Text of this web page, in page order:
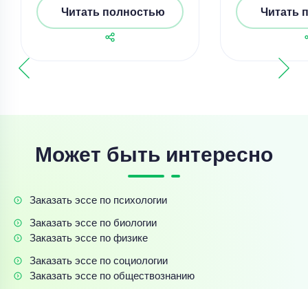
Читать полностью Читать
Может быть интересно
Заказать эссе по психологии
Заказать эссе по биологии
Заказать эссе по физике
Заказать эссе по социологии
Заказать эссе по обществознанию